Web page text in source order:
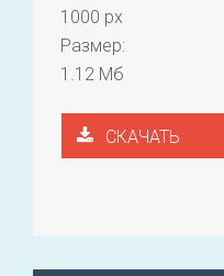
1000 px
Размер:
1.12 Мб
СКАЧАТЬ